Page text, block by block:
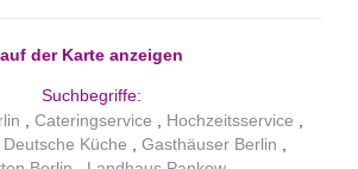
auf der Karte anzeigen
Suchbegriffe:
Cateringservice
Hochzeitsservice
Deutsche Küche
Gasthäuser Berlin